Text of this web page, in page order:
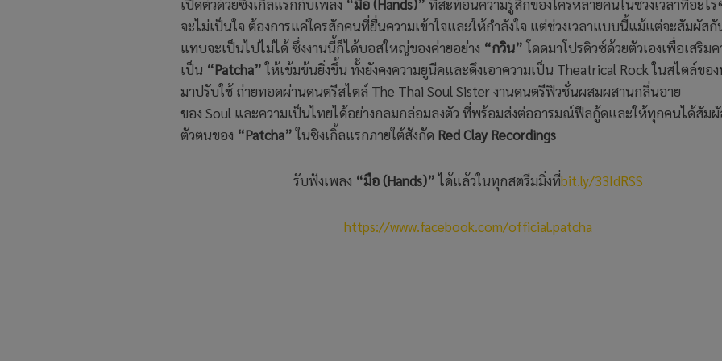
เปิดตัวด้วยซิงเกิ้ลแรกกับเพลง “มือ (Hands)” ที่สะท้อนความรู้สึกของใครหลายคนในช่วงเวลาที่อะไ
จะไม่เป็นใจ ต้องการแค่ใครสักคนที่ยื่นความเข้าใจและให้กำลังใจ แต่ช่วงเวลาแบบนี้แม้แต่จะสัมผัสกั
แทบจะเป็นไปไม่ได้ ซึ่งงานนี้ก็ได้บอสใหญ่ของค่ายอย่าง “กวิน” โดดมาโปรดิวซ์ด้วยตัวเองเพื่อเสริมค
เป็น “Patcha”ให้เข้มข้นยิ่งขึ้น ทั้งยังคงความยูนีคและดึงเอาความเป็น Theatrical Rock ในสไตล์ขอ
มาปรับใช้ ถ่ายทอดผ่านดนตรีสไตล์ The Thai Soul Sister งานดนตรีฟิวชั่นผสมผสานกลิ่นอาย
ของ Soul และความเป็นไทยได้อย่างกลมกล่อมลงตัว ที่พร้อมส่งต่ออารมณ์ฟีลกู้ดและให้ทุกคนได้สัม
ตัวตนของ “Patcha”ในซิงเกิ้ลแรกภายใต้สังกัด Red Clay Recordings
รับฟังเพลง “มือ (Hands)”ได้แล้วในทุกสตรีมมิ่งที่bit.ly/33IdRSS
https://www.facebook.com/official.patcha